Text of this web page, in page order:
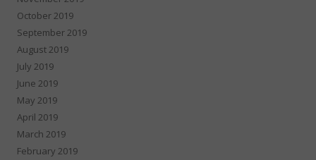
October 2019
September 2019
August 2019
July 2019
June 2019
May 2019
April 2019
March 2019
February 2019